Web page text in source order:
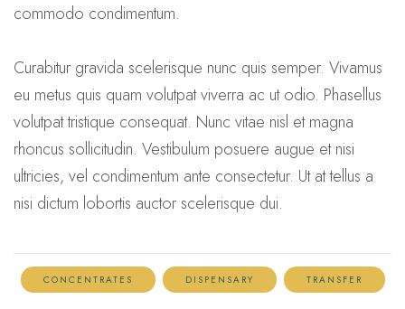
commodo condimentum.
Curabitur gravida scelerisque nunc quis semper. Vivamus
eu metus quis quam volutpat viverra ac ut odio. Phasellus
volutpat tristique consequat. Nunc vitae nisl et magna
rhoncus sollicitudin. Vestibulum posuere augue et nisi
ultricies, vel condimentum ante consectetur. Ut at tellus a
nisi dictum lobortis auctor scelerisque dui.
CONCENTRATES DISPENSARY TRANSFER